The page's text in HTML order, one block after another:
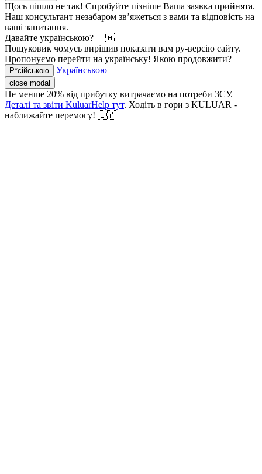
Щось пішло не так! Спробуйте пізніше Ваша заявка прийнята.
Наш консультант незабаром зв’яжеться з вами та відповість на
ваші запитання.
Давайте українською? 🇺🇦
Пошуковик чомусь вирішив показати вам ру-версію сайту.
Пропонуємо перейти на українську! Якою продовжити?
Р*сійською Українською
close modal
Не менше 20% від прибутку витрачаємо на потреби ЗСУ.
Деталі та звіти KuluarHelp тут. Ходіть в гори з KULUAR -
наближайте перемогу! 🇺🇦